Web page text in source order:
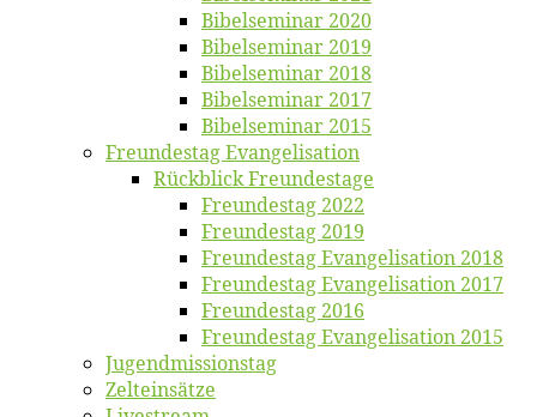
Bi­bel­se­mi­nar 2020
Bi­bel­se­mi­nar 2019
Bi­bel­se­mi­nar 2018
Bibelsemi­nar 2017
Bibelsemi­nar 2015
Freun­des­tag Evangelisation
Rück­blick Freundestage
Freun­des­tag 2022
Freun­des­tag 2019
Freun­des­tag Evan­ge­li­sa­ti­on 2018
Freun­des­tag Evan­ge­li­sa­ti­on 2017
Freun­des­tag 2016
Freun­des­tag Evan­ge­li­sa­ti­on 2015
Jugend­mis­sions­tag
Zelt­ein­sät­ze